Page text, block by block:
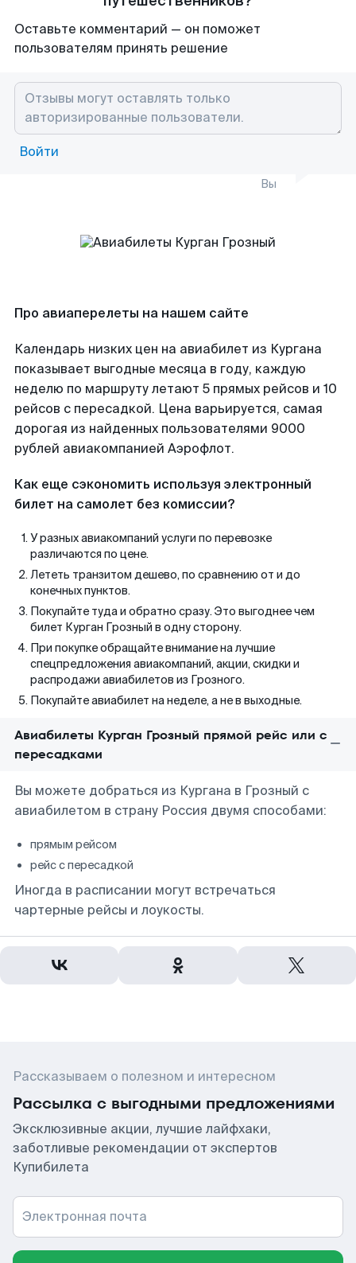
Оставьте комментарий — он поможет
пользователям принять решение
Войти
Вы
Про авиаперелеты на нашем сайте
Календарь низких цен на авиабилет из Кургана
показывает выгодные месяца в году, каждую
неделю по маршруту летают 5 прямых рейсов и 10
рейсов с пересадкой. Цена варьируется, самая
дорогая из найденных пользователями 9000
рублей авиакомпанией Аэрофлот.
Как еще сэкономить используя электронный
билет на самолет без комиссии?
У разных авиакомпаний услуги по перевозке
различаются по цене.
Лететь транзитом дешево, по сравнению от и до
конечных пунктов.
Покупайте туда и обратно сразу. Это выгоднее чем
билет Курган Грозный в одну сторону.
При покупке обращайте внимание на лучшие
спецпредложения авиакомпаний, акции, скидки и
распродажи авиабилетов из Грозного.
Покупайте авиабилет на неделе, а не в выходные.
Авиабилеты Курган Грозный прямой рейс или с
пересадками
Вы можете добраться из Кургана в Грозный с
авиабилетом в страну Россия двумя способами:
прямым рейсом
рейс с пересадкой
Иногда в расписании могут встречаться
чартерные рейсы и лоукосты.
Рассказываем о полезном и интересном
Рассылка с выгодными предложениями
Эксклюзивные акции, лучшие лайфхаки,
заботливые рекомендации от экспертов
Купибилета
Электронная почта